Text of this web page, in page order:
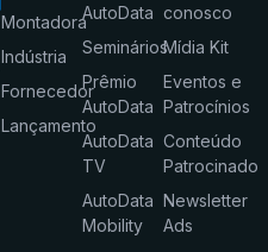
Montadora
Indústria
Fornecedor
Lançamento
AutoData
Seminários
Prêmio
AutoData
AutoData
TV
AutoData
Mobility
conosco
Mídia Kit
Eventos e
Patrocínios
Conteúdo
Patrocinado
Newsletter
Ads